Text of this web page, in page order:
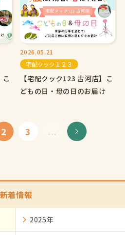
こ
2026.05.21
宅配クック１２３
【宅配クック123 古河店】こ
どもの日・母の日のお届け
2 3 ...
新着情報
2025年